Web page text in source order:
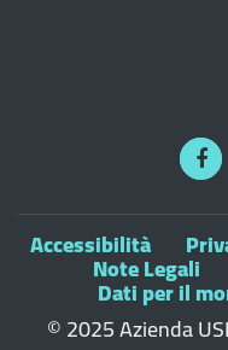
Accessibilità
Note Legali
Dati per il
© 2025 Azienda